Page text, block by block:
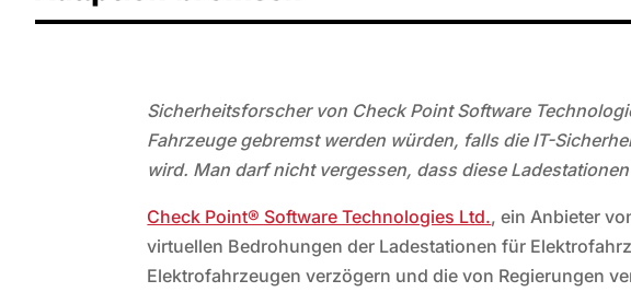
Sicherheitsforscher von Check Point Software
Fahrzeuge gebremst werden würden, falls die IT-
wird. Man darf nicht vergessen, dass diese
Check Point® Software Technologies Ltd., ein Anbieter
virtuellen Bedrohungen der Ladestationen für
Elektrofahrzeugen verzögern und die von Regierungen